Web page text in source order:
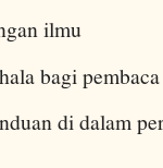
ilmu
bagi
di dalam